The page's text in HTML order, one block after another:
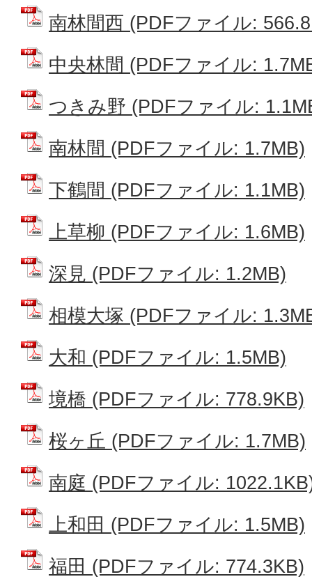
南林間西 (PDFファイル:
中央林間 (PDFファイル:
つきみ野 (PDFファイル:
南林間 (PDFファイル: 1.7MB)
下鶴間 (PDFファイル: 1.1MB)
上草柳 (PDFファイル: 1.6MB)
深見 (PDFファイル: 1.2MB)
相模大塚 (PDFファイル:
大和 (PDFファイル: 1.5MB)
境橋 (PDFファイル: 778.9KB)
桜ヶ丘 (PDFファイル: 1.7MB)
南庭 (PDFファイル:
上和田 (PDFファイル: 1.5MB)
福田 (PDFファイル: 774.3KB)